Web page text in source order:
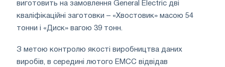
виготовить на замовлення General Electric дві
кваліфікаційні заготовки – «Хвостовик» масою 54
тонни і «Диск» вагою 39 тонн.
З метою контролю якості виробництва даних
виробів, в середині лютого ЕМСС відвідав